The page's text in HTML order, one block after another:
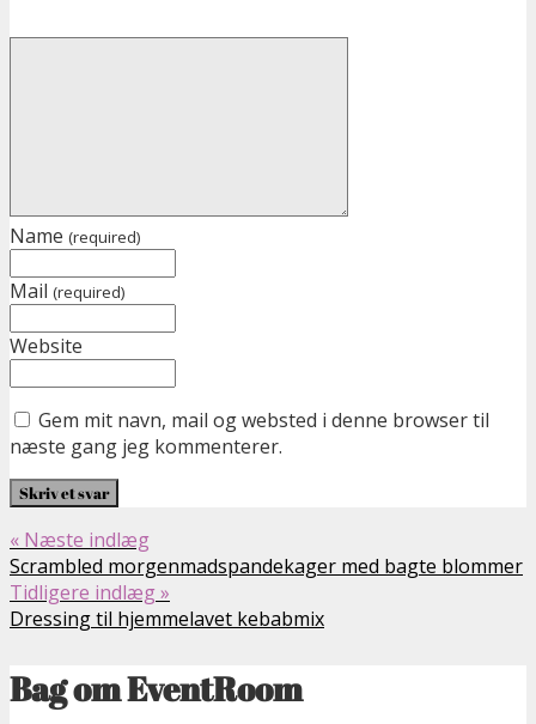
Name (required)
Mail (required)
Website
Gem mit navn, mail og websted i denne browser til
næste gang jeg kommenterer.
« Næste indlæg
Scrambled morgenmadspandekager med bagte blommer
Tidligere indlæg »
Dressing til hjemmelavet kebabmix
Bag om EventRoom